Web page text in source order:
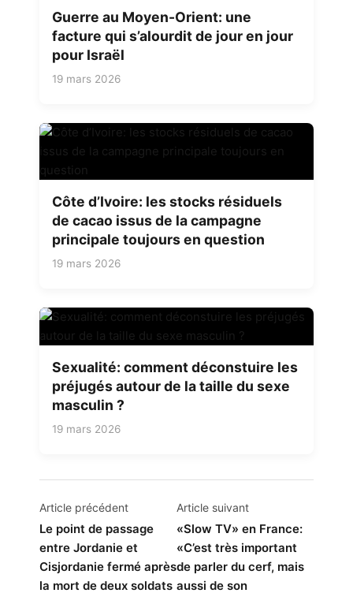
Guerre au Moyen-Orient: une
facture qui s’alourdit de jour en jour
pour Israël
19 mars 2026
Côte d’Ivoire: les stocks résiduels
de cacao issus de la campagne
principale toujours en question
19 mars 2026
Sexualité: comment déconstuire les
préjugés autour de la taille du sexe
masculin ?
19 mars 2026
Navigation
de
l’article
Article précédent
Le point de passage
entre Jordanie et
Cisjordanie fermé après
la mort de deux soldats
Article suivant
«Slow TV» en France:
«C’est très important
de parler du cerf, mais
aussi de son